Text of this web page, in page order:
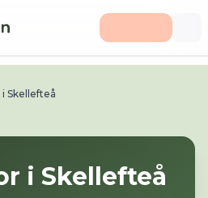
Skellefteå
i Skellefteå